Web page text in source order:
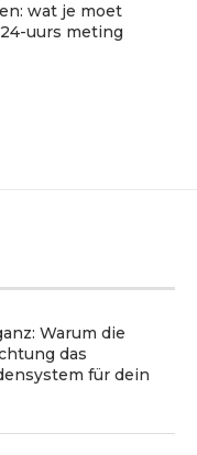
wat je moet
uurs meting
Warum die
das
für dein